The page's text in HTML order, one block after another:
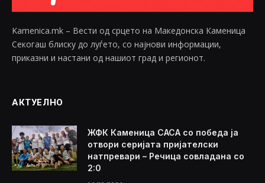
Kamenica.mk – Вести од срцето на Македонска Каменица
Секогаш блиску до луѓето, со најнови информации,
приказни и настани од нашиот град и регионот.
АКТУЕЛНО
ЖФК Каменица САСА со победа ја
отвори серијата пријателски
натпревари – Речица совладана со
2:0